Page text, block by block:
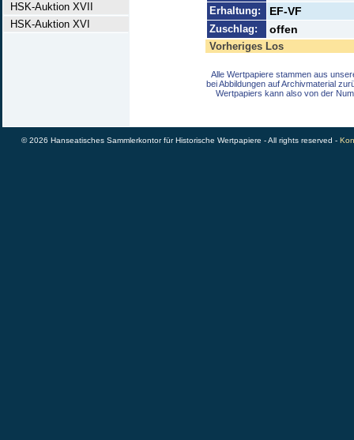
HSK-Auktion XVII
HSK-Auktion XVI
Erhaltung: EF-VF
Zuschlag: offen
Vorheriges Los
Alle Wertpapiere stammen aus
bei Abbildungen auf Archivmaterial
Wertpapiers kann also von der
© 2026 Hanseatisches Sammlerkontor für Historische Wertpapiere - All rights reserved -